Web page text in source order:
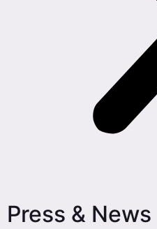
Press & News